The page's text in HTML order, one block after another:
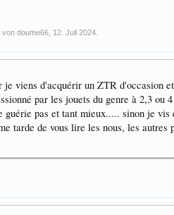
vondoume66 12. Juli 2024
viens d'acquérir un ZTR d'occasion
par les jouets du genre à 2,3
guérie pas et tant mieux..... sinon je
tarde de vous lire les nous, les autres